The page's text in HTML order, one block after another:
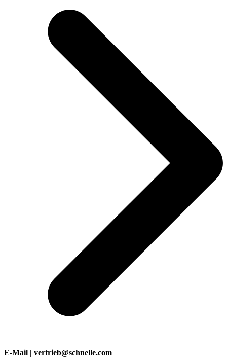
E-Mail | vertrieb@schnelle.com